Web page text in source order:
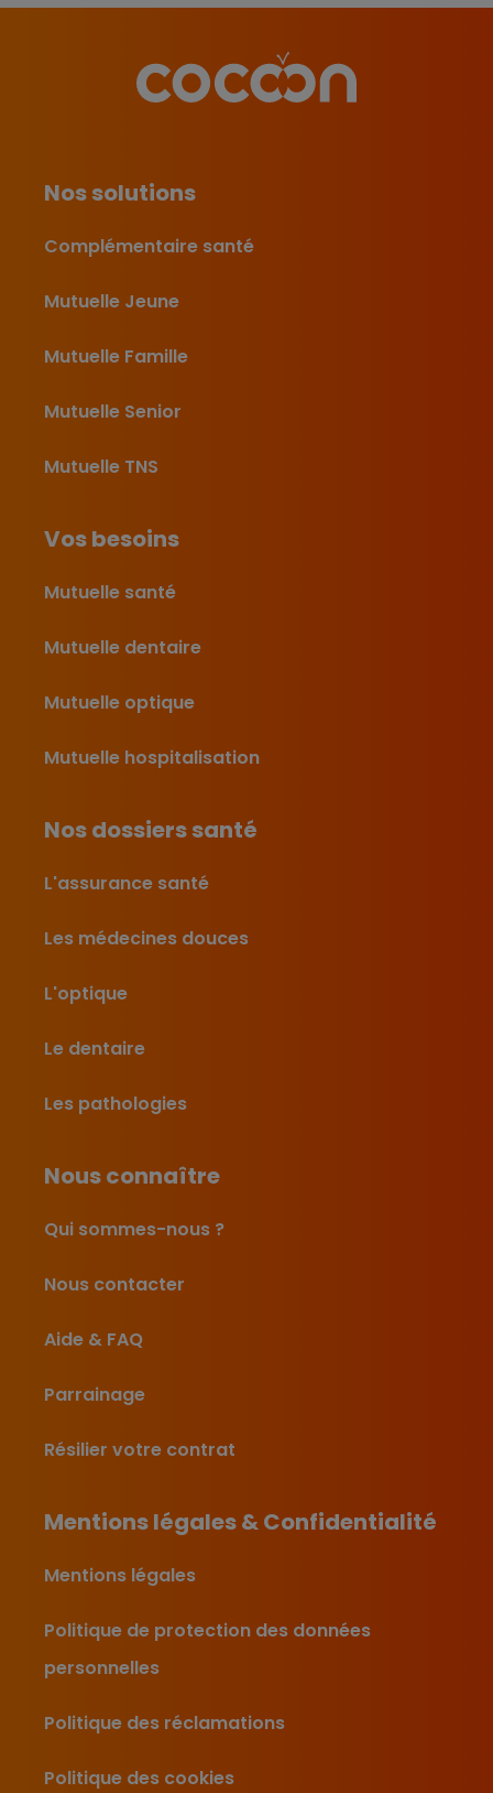
Nos solutions
Complémentaire santé
Mutuelle Jeune
Mutuelle Famille
Mutuelle Senior
Mutuelle TNS
Vos besoins
Mutuelle santé
Mutuelle dentaire
Mutuelle optique
Mutuelle hospitalisation
Nos dossiers santé
L'assurance santé
Les médecines douces
L'optique
Le dentaire
Les pathologies
Nous connaître
Qui sommes-nous ?
Nous contacter
Aide & FAQ
Parrainage
Résilier votre contrat
Mentions légales & Confidentialité
Mentions légales
Politique de protection des données
personnelles
Politique des réclamations
Politique des cookies